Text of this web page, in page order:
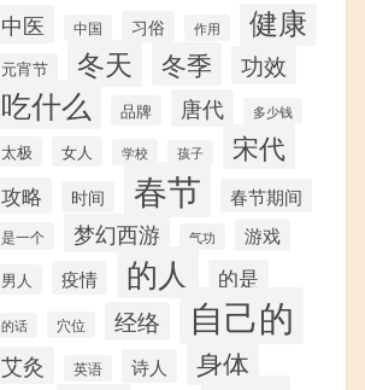
中医 中国 习俗 作用 健康
元宵节 冬天 冬季 功效
吃什么 品牌 唐代 多少钱
太极 女人 学校 孩子 宋代
攻略 时间 春节 春节期间
是一个 梦幻西游 气功 游戏
男人 疫情 的人 的是
的话 穴位 经络 自己的
艾灸 英语 诗人 身体